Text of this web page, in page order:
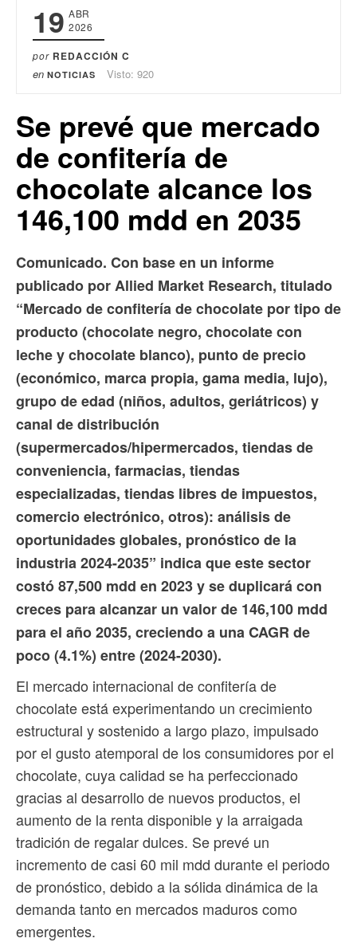
19 ABR
2026
por REDACCIÓN C
en NOTICIAS Visto: 920
Se prevé que mercado
de confitería de
chocolate alcance los
146,100 mdd en 2035
Comunicado. Con base en un informe
publicado por Allied Market Research, titulado
“Mercado de confitería de chocolate por tipo de
producto (chocolate negro, chocolate con
leche y chocolate blanco), punto de precio
(económico, marca propia, gama media, lujo),
grupo de edad (niños, adultos, geriátricos) y
canal de distribución
(supermercados/hipermercados, tiendas de
conveniencia, farmacias, tiendas
especializadas, tiendas libres de impuestos,
comercio electrónico, otros): análisis de
oportunidades globales, pronóstico de la
industria 2024-2035” indica que este sector
costó 87,500 mdd en 2023 y se duplicará con
creces para alcanzar un valor de 146,100 mdd
para el año 2035, creciendo a una CAGR de
poco (4.1%) entre (2024-2030).
El mercado internacional de confitería de
chocolate está experimentando un crecimiento
estructural y sostenido a largo plazo, impulsado
por el gusto atemporal de los consumidores por el
chocolate, cuya calidad se ha perfeccionado
gracias al desarrollo de nuevos productos, el
aumento de la renta disponible y la arraigada
tradición de regalar dulces. Se prevé un
incremento de casi 60 mil mdd durante el periodo
de pronóstico, debido a la sólida dinámica de la
demanda tanto en mercados maduros como
emergentes.